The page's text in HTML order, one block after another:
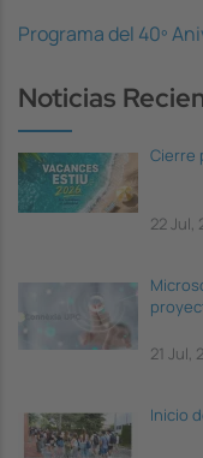
Programa del 40º
Noticias
Cierre
22 Jul,
21 Jul,
Inicio